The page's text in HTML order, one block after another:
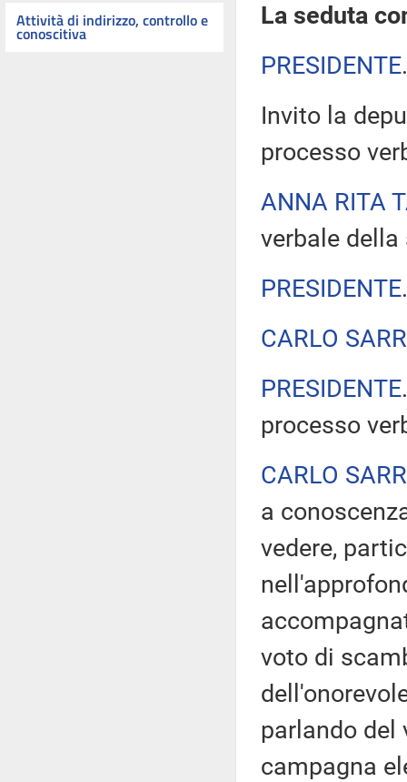
Attività di indirizzo, controllo e
conoscitiva
La seduta
PRESIDENTE
Invito la
processo
ANNA RITA
verbale
PRESIDENTE
CARLO
PRESIDENTE
processo
CARLO
a
vedere,
voto di
parlando del
campagna